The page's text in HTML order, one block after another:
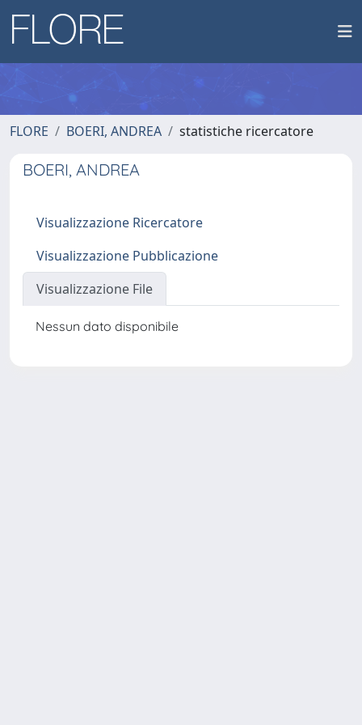
FLORE BOERI, ANDREA statistiche ricercatore
BOERI, ANDREA
Visualizzazione Ricercatore
Visualizzazione Pubblicazione
Visualizzazione File
Nessun dato disponibile